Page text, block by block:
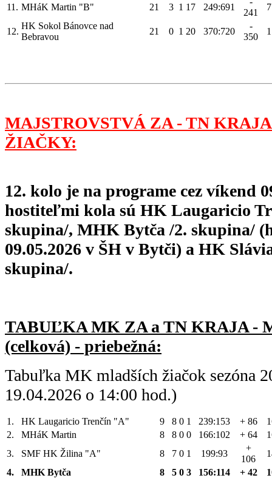
11. MHáK Martin "B" 21 3 1 17 249:691
241
7
12.
HK Sokol Bánovce nad
Bebravou
21 0 1 20 370:720
-
350
1
MAJSTROVSTVÁ ZA - TN
ŽIAČKY:
12. kolo je na programe cez víkend
hostiteľmi kola sú HK Laugaricio
skupina/, MHK Bytča /2. skupina/
09.05.2026 v ŠH v Bytči) a HK
skupina/.
TABUĽKA MK ZA a TN KRAJA -
(celková) - priebežná:
Tabuľka MK mladších žiačok sezóna
19.04.2026 o 14:00 hod.)
1. HK Laugaricio Trenčín "A" 9 8 0 1 239:153 + 86
2.
MHáK Martin 8 8 0 0 166:102 + 64
3.
SMF HK Žilina "A" 8 7 0 1 199:93
+
106
4.
MHK Bytča 8 5 0 3 156:114 + 42